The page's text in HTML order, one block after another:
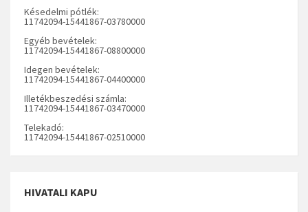
Késedelmi pótlék:
11742094-15441867-03780000
Egyéb bevételek:
11742094-15441867-08800000
Idegen bevételek:
11742094-15441867-04400000
Illetékbeszedési számla:
11742094-15441867-03470000
Telekadó:
11742094-15441867-02510000
HIVATALI KAPU